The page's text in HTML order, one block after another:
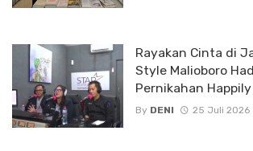
Rayakan Cinta di
Style Malioboro
Pernikahan
By DENI 25 Juli 2026